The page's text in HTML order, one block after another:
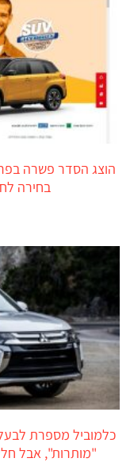
בחירה
כלמוביל מספרת
"מותרות", אבל